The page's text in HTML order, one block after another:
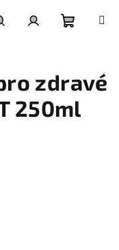
košík
zdravé
250ml